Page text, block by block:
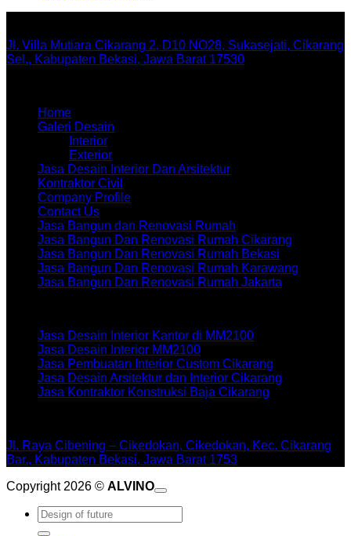
Jl. Villa Mutiara Cikarang 2, D10 NO28, Sukasejati, Cikarang
Sel., Kabupaten Bekasi, Jawa Barat 17530
Home
Galeri Desain
Interior
Exterior
Jasa Desain Interior Dan Arsitektur
Kontraktor Civil
Company Profile
Contact Us
Jasa Bangun dan Renovasi Rumah
Jasa Bangun Dan Renovasi Rumah Cikarang
Jasa Bangun Dan Renovasi Rumah Bekasi
Jasa Bangun Dan Renovasi Rumah Karawang
Jasa Bangun Dan Renovasi Rumah Jakarta
Jasa Desain Interior Kantor di MM2100
Jasa Desain Interior MM2100
Jasa Pembuatan Interior Custom Cikarang
Jasa Desain Arsitektur dan Interior Cikarang
Jasa Kontraktor Konstruksi Baja Cikarang
Jl. Raya Cibening – Cikedokan, Cikedokan, Kec. Cikarang
Bar., Kabupaten Bekasi, Jawa Barat 1753
Copyright 2026 © ALVINO
Pencarian
untuk: